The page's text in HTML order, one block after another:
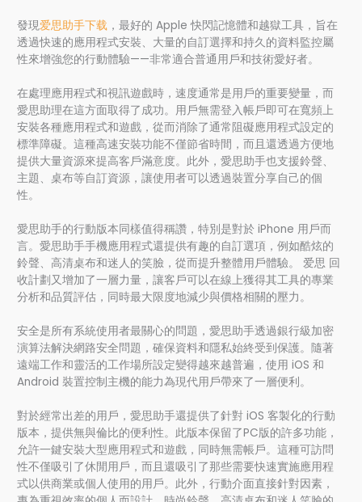
發現爱思助手下载 ，最好的 Apple 快閃記憶體和越獄工具，旨在
透過快速的應用程式安裝、大量的自訂選擇和持久的資料監控屬
性來增強您的行動體驗——非常適合普通用戶和技術愛好者。
在處理應用程式和視訊遊戲時，速度通常是用戶的重要變量，而
愛思助理在這方面取得了成功。用戶無需登入帳戶即可在寬頻上
安裝各種應用程式和遊戲，從而消除了通常阻礙應用程式設定的
標準障礙。這種高速安裝功能不僅節省時間，而且還透過方便地
提供大量資源來提高客戶滿意度。此外，愛思助手也支援鈴聲、
主題、桌布等自訂資源，讓使用者可以透過裝置分享自己的個
性。
愛思助手的行動版本同樣值得稱讚，特別是對於 iPhone 用戶而
言。愛思助手手機應用程式還提供有趣的自訂選項，例如酷炫的
鈴聲、高清桌布和迷人的笑臉，從而提升整體用戶體驗。 爱思 回
收計劃又增加了一層力量，讓客戶可以在線上獲得其工具的專業
分析和品質評估，同時最大限度地減少與價格相關的壓力。
安全是所有系統使用者最關心的問題，愛思助手透過銀行級加密
演算法解決網路安全問題，確保資料和隱私始終受到保護。隨著
遠端工作和靈活的工作場所設定變得越來越普遍，使用 iOS 和
Android 裝置控制主機的能力為現代用戶帶來了一層便利。
對於經常出差的用戶，愛思助手還提供了針對 iOS 客製化的行動
版本，提供無與倫比的便利性。此版本保留了PC版的許多功能，
允許一鍵安裝大型應用程式和遊戲，同時無需帳戶。這種可訪問
性不僅吸引了休閒用戶，而且還吸引了那些需要快速實施應用程
式以供商業或個人使用的用戶。此外，行動介面直接針對因素，